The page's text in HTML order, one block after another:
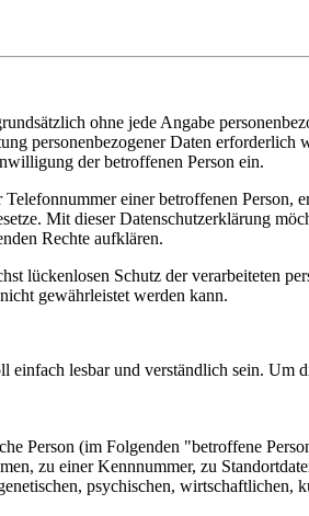
ohne jede Angabe
personenbezogener Daten erforderlich
der betroffenen Person ein.
einer betroffenen Person,
Mit dieser Datenschutzerklärung
Rechte aufklären.
lückenlosen Schutz der verarbeiteten
gewährleistet werden kann.
lesbar und verständlich sein. Um
Person (im Folgenden "betroffene
zu einer Kennnummer, zu
psychischen, wirtschaftlichen,